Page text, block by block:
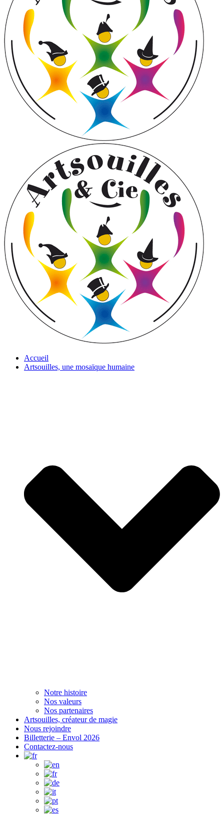
Accueil
Artsouilles, une mosaïque humaine
Notre histoire
Nos valeurs
Nos partenaires
Artsouilles, créateur de magie
Nous rejoindre
Billetterie – Envol 2026
Contactez-nous